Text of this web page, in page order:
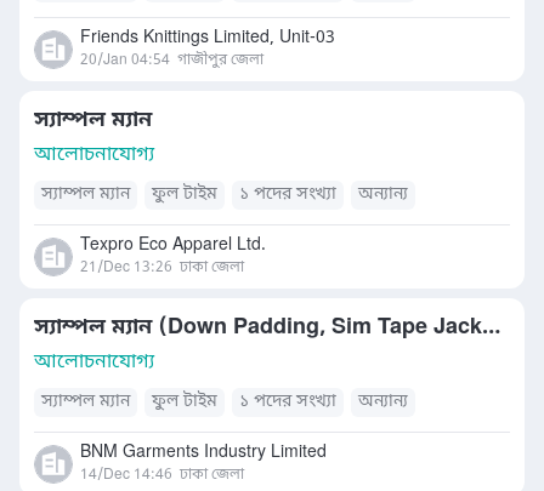
Friends Knittings Limited, Unit-03
20/Jan 04:54 গাজীপুর জেলা
স্যাম্পল ম্যান
আলোচনাযোগ্য
স্যাম্পল ম্যান ফুল টাইম ১ পদের সংখ্যা অন্যান্য
Texpro Eco Apparel Ltd.
21/Dec 13:26 ঢাকা জেলা
স্যাম্পল ম্যান (Down Padding, Sim Tape Jacket)
আলোচনাযোগ্য
স্যাম্পল ম্যান ফুল টাইম ১ পদের সংখ্যা অন্যান্য
BNM Garments Industry Limited
14/Dec 14:46 ঢাকা জেলা